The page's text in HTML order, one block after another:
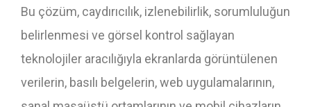
Bu çözüm, caydırıcılık, izlenebilirlik, sorumluluğun
belirlenmesi ve görsel kontrol sağlayan
teknolojiler aracılığıyla ekranlarda görüntülenen
verilerin, basılı belgelerin, web uygulamalarının,